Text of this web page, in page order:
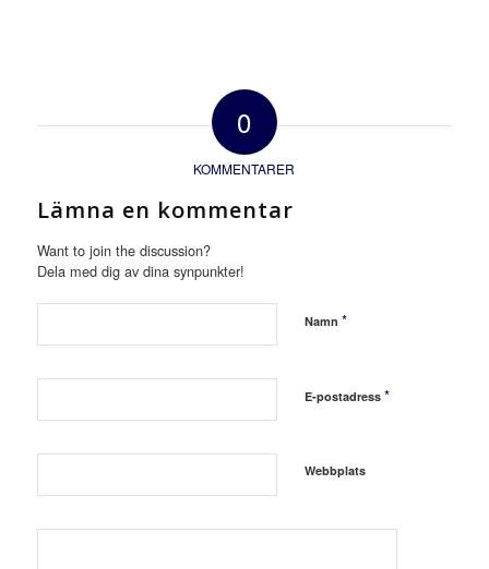
0
KOMMENTARER
Lämna en kommentar
Want to join the discussion?
Dela med dig av dina synpunkter!
Namn *
E-postadress *
Webbplats